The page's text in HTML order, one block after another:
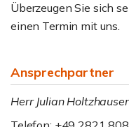
Überzeugen Sie sich
einen Termin mit uns.
Ansprechpartner
Herr Julian